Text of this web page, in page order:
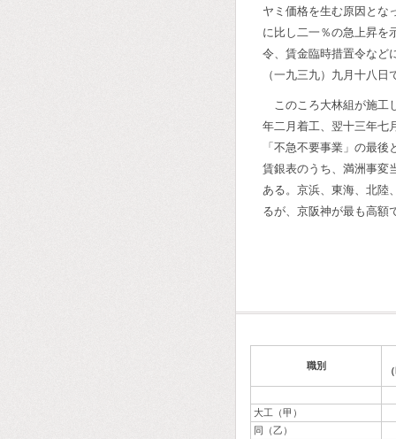
ヤミ価格を生む原因とな
に比し二一％の急上昇を
令、賃金臨時措置令など
（一九三九）九月十八
このころ大林組が施工
年二月着工、翌十三年七
「不急不要事業」の最
賃銀表のうち、満洲事変
ある。京浜、東海、北陸
るが、京阪神が最も高額
職別
大工（甲）
同（乙）